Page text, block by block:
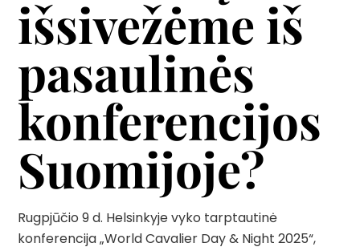
išsivežėme iš
pasaulinės
konferencijos
Suomijoje?
Rugpjūčio 9 d. Helsinkyje vyko tarptautinė
konferencija „World Cavalier Day & Night 2025“,